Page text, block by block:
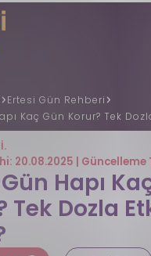
Ertesi Gün Rehberi
Kaç Gün Korur? Tek
Nöbetçi
GÜNÜ HESAPLAMA
20.08.2025 | Güncelleme
Hapı
Tek Dozla